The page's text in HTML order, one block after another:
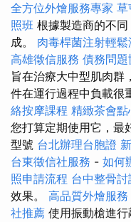
全方位外燴服務專家 草
照班 根據製造商的不
成。 肉毒桿菌注射輕
高雄徵信服務 債務問題
旨在治療大中型肌肉群
件在運行過程中負載很
絡按摩課程 精緻茶會
您打算定期使用它，最
型號 台北辦理台胞證
台東徵信社服務 - 如何
照申請流程 台中整骨討
效果。 高品質外燴服務
社推薦 使用振動槍進行